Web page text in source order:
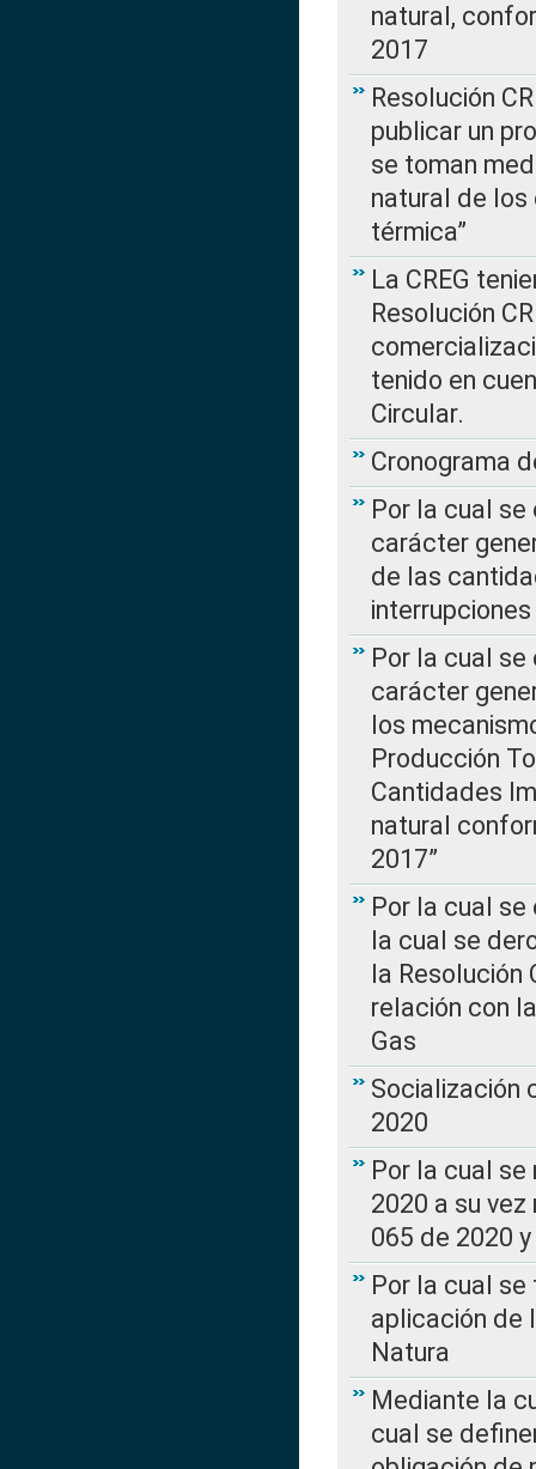
natural,
2017
Resolución
publicar un
se toman
natural de los
térmica”
La CREG
Resolución
tenido en
Circular.
Cronograma
Por la cual
carácter
de las
Por la cual
carácter
los
Producción
Cantidades
natural
2017”
Por la cual
la cual se
la Resolución
relación con
Gas
Socialización
2020
Por la cual se
2020 a su
065 de 2020
Por la cual
aplicación de
Natura
Mediante la
cual se